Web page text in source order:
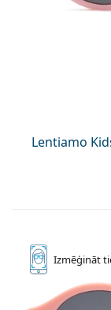
Lentiamo
Izmēģināt